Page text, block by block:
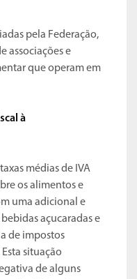
pela Federação,
associações e
que operam em
à
médias de IVA
os alimentos e
uma adicional e
açucaradas e
de impostos
situação
de alguns